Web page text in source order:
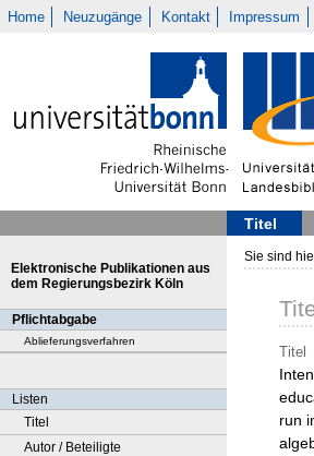
Home Neuzugänge Kontakt Impressum
Titel
Elektronische Publikationen aus
dem Regierungsbezirk Köln
Pflichtabgabe
Ablieferungsverfahren
Listen
Titel
Autor / Beteiligte
Sie sind
Titel
run